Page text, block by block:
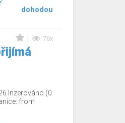
dohodou
76x
Inzerováno (0
from